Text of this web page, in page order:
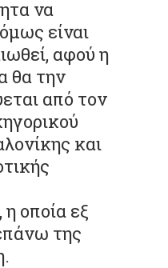
να
είναι
αφού η
θα την
από τον
και
η οποία εξ
της